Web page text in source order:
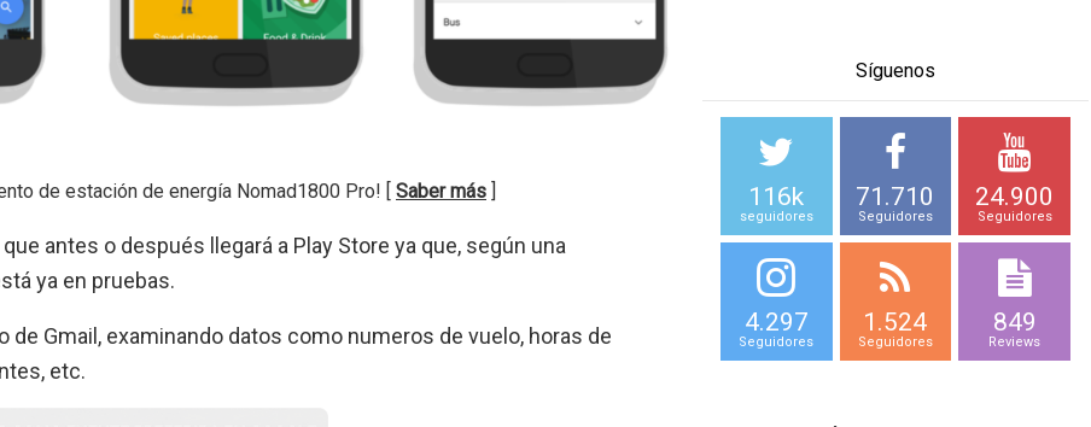
de estación de energía Nomad1800 Pro! [ Saber más ]
antes o después llegará a Play Store ya que, según una
ya en pruebas.
Gmail, examinando datos como numeros de vuelo, horas de
etc.
Síguenos
116k
seguidores
71.710
Seguidores
24.900
Seguidores
4.297
Seguidores
1.524
Seguidores
849
Reviews